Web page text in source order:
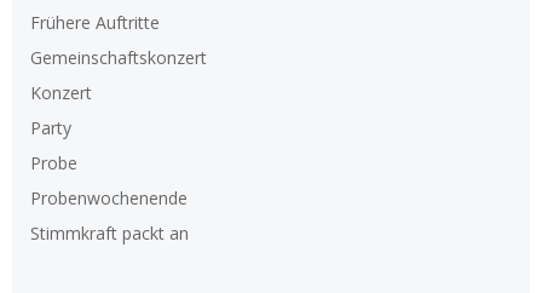
Frühere Auftritte
Gemeinschaftskonzert
Konzert
Party
Probe
Probenwochenende
Stimmkraft packt an